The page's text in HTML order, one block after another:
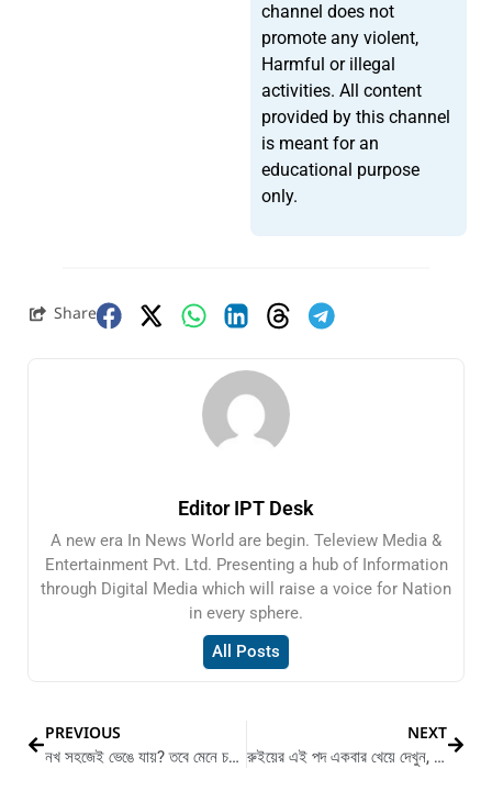
channel does not
promote any violent,
Harmful or illegal
activities. All content
provided by this channel
is meant for an
educational purpose
only.
Share
Editor IPT Desk
A new era In News World are begin. Teleview Media &
Entertainment Pvt. Ltd. Presenting a hub of Information
through Digital Media which will raise a voice for Nation
in every sphere.
All Posts
PREVIOUS
নখ সহজেই ভেঙে যায়? তবে মেনে চলুন এই কয়েকটি টোটকা
NEXT
রুইয়ের এই পদ একবার খেয়ে দেখুন, ইচ্ছে হবে বার বার খাওয়ার